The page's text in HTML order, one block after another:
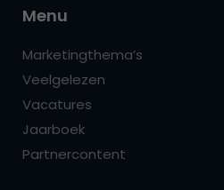
Menu
Marketingthema’s
Veelgelezen
Vacatures
Jaarboek
Partnercontent